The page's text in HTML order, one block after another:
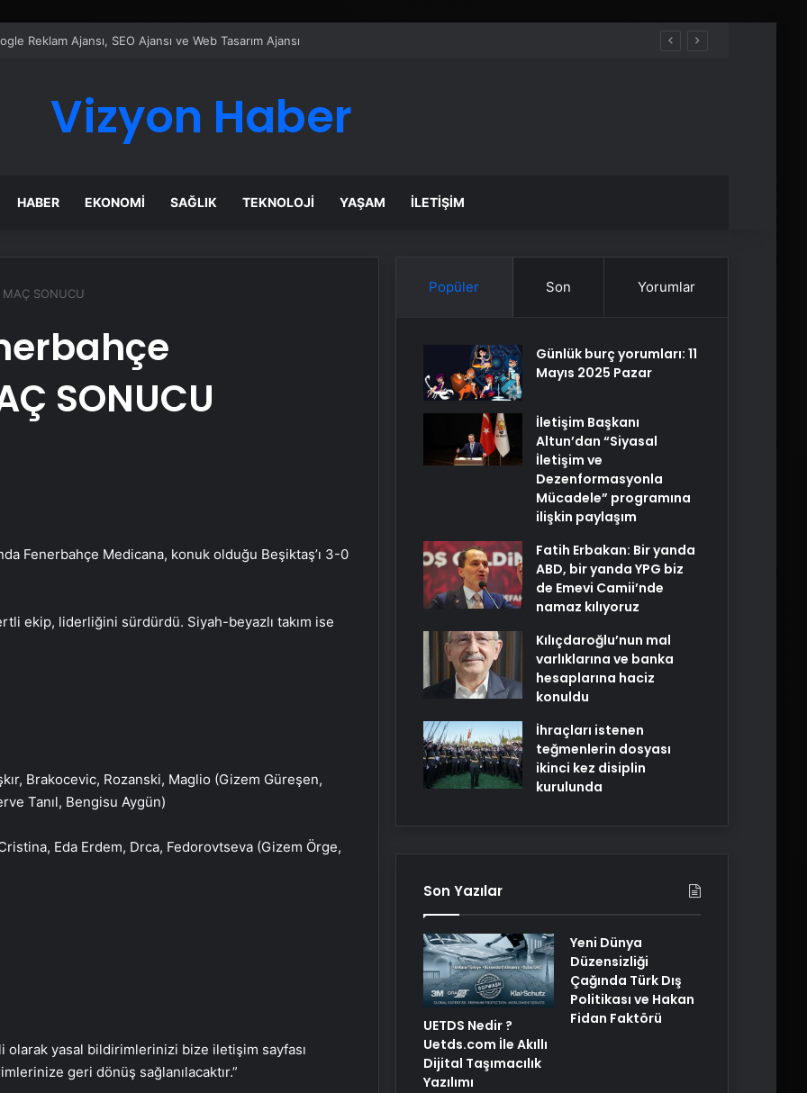
Dijital Taşımacılık Yazılımı
Vizyon Haber
HABER EKONOMI SAĞLIK TEKNOLOJI YAŞAM İLETIŞIM
SONUCU
SONUCU
Fenerbahçe Medicana, konuk olduğu Beşiktaş’ı 3-0
ekip, liderliğini sürdürdü. Siyah-beyazlı takım ise
Brakocevic, Rozanski, Maglio (Gizem Güreşen,
Tanıl, Bengisu Aygün)
Eda Erdem, Drca, Fedorovtseva (Gizem Örge,
olarak yasal bildirimlerinizi bize iletişim sayfası
geri dönüş sağlanılacaktır.”
Baba ve 3 oğlu aynı suçtan
tutuklandı
Dumandan zehirlenen karı-koca ölü
Popüler Son Yorumlar
Günlük burç yorumları: 11
Mayıs 2025 Pazar
İletişim Başkanı
Altun’dan “Siyasal
İletişim ve
Dezenformasyonla
Mücadele” programına
ilişkin paylaşım
Fatih Erbakan: Bir yanda
ABD, bir yanda YPG biz
de Emevi Camii’nde
namaz kılıyoruz
Kılıçdaroğlu’nun mal
varlıklarına ve banka
hesaplarına haciz
konuldu
İhraçları istenen
teğmenlerin dosyası
ikinci kez disiplin
kurulunda
Son Yazılar
UETDS Nedir ?
Uetds.com İle Akıllı
Dijital Taşımacılık
Yazılımı
Yeni Dünya
Düzensizliği
Çağında Türk Dış
Politikası ve Hakan
Fidan Faktörü